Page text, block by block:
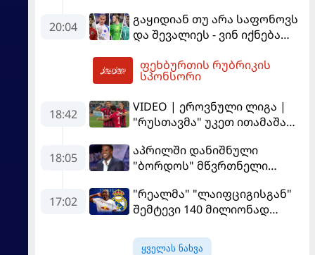
მოთმინება სჭირდება,
რომელსაც 100%-ით
"ლივერპულის" ყოფილმა
მეკარემ
20:04
გაყიდიან თუ არა საფონოვს
და შევალიეს - ვინ იქნება
ფეხბურთის რუბრიკის
სპონსორი
18:42
VIDEO | ეროვნული ლიგა |
"რუსთავმა" უკეთ ითამაშა
მოიგო, "ტორპედომ" გვიან
გაიღვიძა...
18:05
აპრილში დანიშნული
"ბორდოს" მწვრთნელი
17:02
"რეალმა" "ლაიფციგისგან"
შემტევი 140 მილიონად
ყველას ნახვა